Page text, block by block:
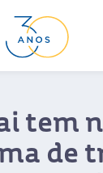
tem
de